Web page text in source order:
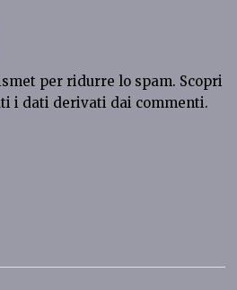
per ridurre lo spam. Scopri
i dati derivati dai commenti.